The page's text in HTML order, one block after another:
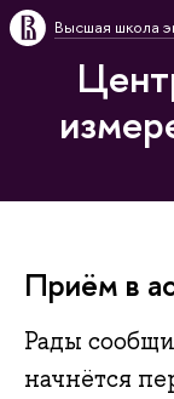
Высшая школа
Приём в
Рады
начнётся